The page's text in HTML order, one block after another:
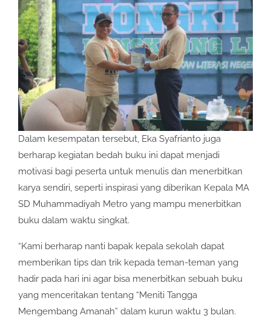
Dalam kesempatan tersebut, Eka Syafrianto juga
berharap kegiatan bedah buku ini dapat menjadi
motivasi bagi peserta untuk menulis dan menerbitkan
karya sendiri, seperti inspirasi yang diberikan Kepala MA
SD Muhammadiyah Metro yang mampu menerbitkan
buku dalam waktu singkat.
“Kami berharap nanti bapak kepala sekolah dapat
memberikan tips dan trik kepada teman-teman yang
hadir pada hari ini agar bisa menerbitkan sebuah buku
yang menceritakan tentang “Meniti Tangga
Mengembang Amanah” dalam kurun waktu 3 bulan.